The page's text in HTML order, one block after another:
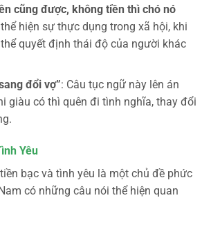
cũng được, không tiền thì chó nó
hiện sự thực dụng trong xã hội, khi
quyết định thái độ của người khác
đổi vợ”: Câu tục ngữ này lên án
giàu có thì quên đi tình nghĩa, thay đổi
Yêu
bạc và tình yêu là một chủ đề phức
có những câu nói thể hiện quan